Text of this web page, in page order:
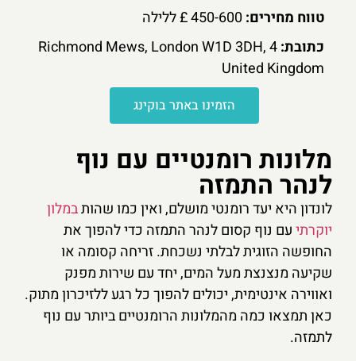
טווח מחירים:450-600 £ ללילה
כתובת:
4 Richmond Mews, London W1D 3DH,
United Kingdom
הזמינו באתר בוקינג
מלונות רומנטיים עם נוף
לנהר התמזה
לונדון היא יעד רומנטי מושלם, ואין כמו שהותבמלון
יוקרתיעם נוף קסום לנהר התמזה כדי להפוך את
החופשה הזוגית לבלתי נשכחת. זריחה קסומה או
שקיעה מנצנצת מעל המים, יחד עם שירות מפנק
ואווירה אינטימית, יכולים להפוך כל רגע ללזיכרון מתוק.
כאן תמצאו כמה מהמלונות הרומנטיים ביותר עם נוף
לתמזה.